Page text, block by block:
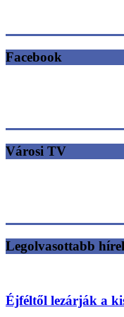
Facebook
Városi TV
Legolvasottabb
Éjféltől lezárják a